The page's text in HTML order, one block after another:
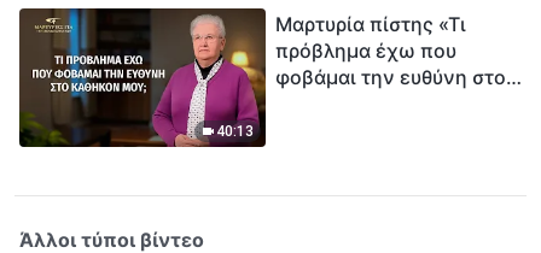
40:13
Μαρτυρία πίστης «Τι
πρόβλημα έχω που
φοβάμαι την ευθύνη στο
Άλλοι τύποι βίντεο